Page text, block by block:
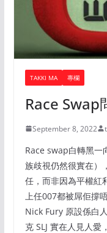
TAKKI MA 專欄
Race Swap
September 8, 2022
Race swap白轉黑一
族歧視仍然很實在）
任，而非因為平權紅
上任007都被屌佢撐
Nick Fury 原設係白
克 SLJ 實在人見人